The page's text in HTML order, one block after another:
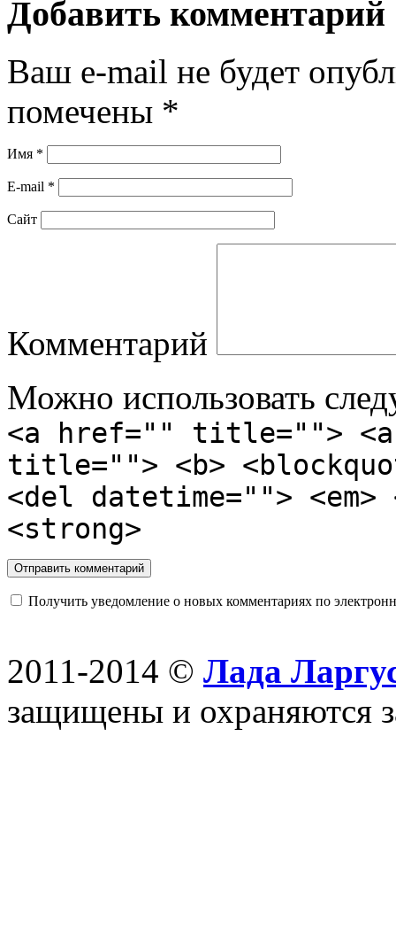
Добавить комментарий
Ваш e-mail не будет
помечены *
Имя *
E-mail *
Сайт
Комментарий
Можно использовать
<a href="" title="">
title=""> <b>
<del datetime="">
<strong>
Получить уведомление о новых комментариях по
2011-2014 © Лада
защищены и охраняются